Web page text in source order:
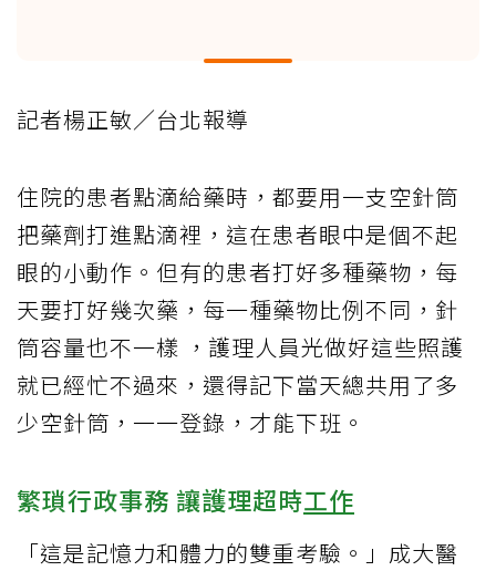
記者楊正敏／台北報導
住院的患者點滴給藥時，都要用一支空針筒
把藥劑打進點滴裡，這在患者眼中是個不起
眼的小動作。但有的患者打好多種藥物，每
天要打好幾次藥，每一種藥物比例不同，針
筒容量也不一樣 ，護理人員光做好這些照護
就已經忙不過來，還得記下當天總共用了多
少空針筒，一一登錄，才能下班。
繁瑣行政事務 讓護理超時工作
「這是記憶力和體力的雙重考驗。」成大醫